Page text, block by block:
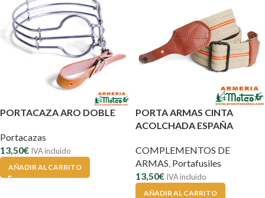
PORTACAZA ARO DOBLE
Portacazas
13,50€ IVA incluido
AÑADIR AL CARRITO
PORTA ARMAS CINTA
ACOLCHADA ESPAÑA
COMPLEMENTOS DE
ARMAS, Portafusiles
13,50€ IVA incluido
AÑADIR AL CARRITO